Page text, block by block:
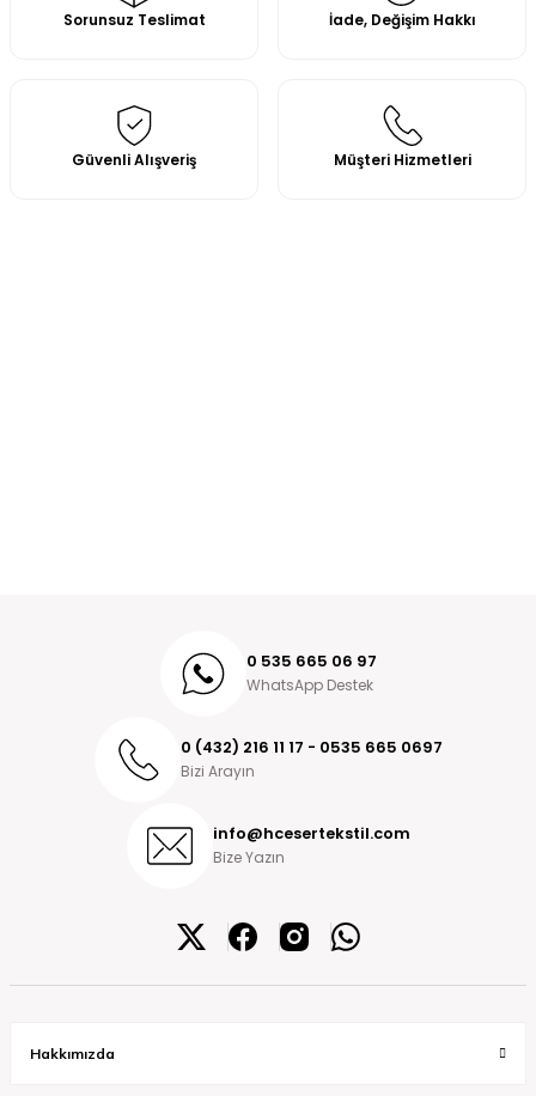
Sorunsuz Teslimat İade, Değişim Hakkı
Güvenli Alışveriş Müşteri Hizmetleri
0 535 665 06 97
WhatsApp Destek
0 (432) 216 11 17 - 0535 665 0697
Bizi Arayın
info@hcesertekstil.com
Bize Yazın
Hakkımızda